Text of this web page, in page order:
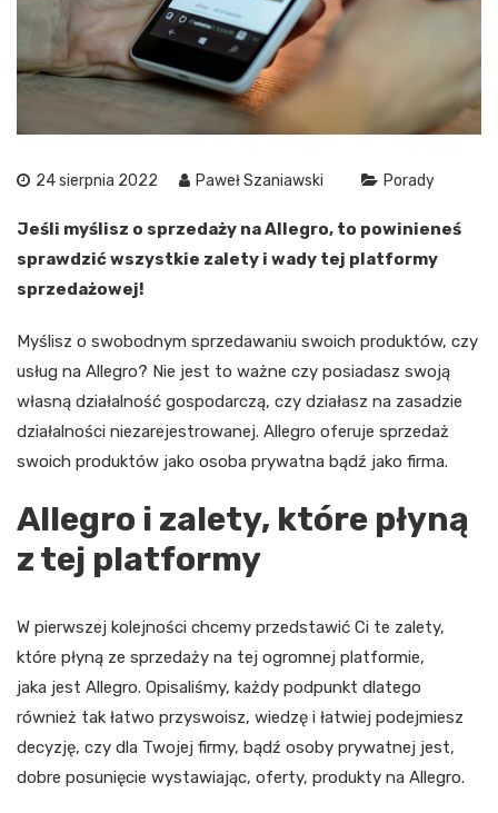
24 sierpnia 2022 Paweł Szaniawski Porady
Jeśli myślisz o sprzedaży na Allegro, to powinieneś
sprawdzić wszystkie zalety i wady tej platformy
sprzedażowej!
Myślisz o swobodnym sprzedawaniu swoich produktów, czy
usług na Allegro? Nie jest to ważne czy posiadasz swoją
własną działalność gospodarczą, czy działasz na zasadzie
działalności niezarejestrowanej. Allegro oferuje sprzedaż
swoich produktów jako osoba prywatna bądź jako firma.
Allegro i zalety, które płyną
z tej platformy
W pierwszej kolejności chcemy przedstawić Ci te zalety,
które płyną ze sprzedaży na tej ogromnej platformie,
jaka jest Allegro. Opisaliśmy, każdy podpunkt dlatego
również tak łatwo przyswoisz, wiedzę i łatwiej podejmiesz
decyzję, czy dla Twojej firmy, bądź osoby prywatnej jest,
dobre posunięcie wystawiając, oferty, produkty na Allegro.